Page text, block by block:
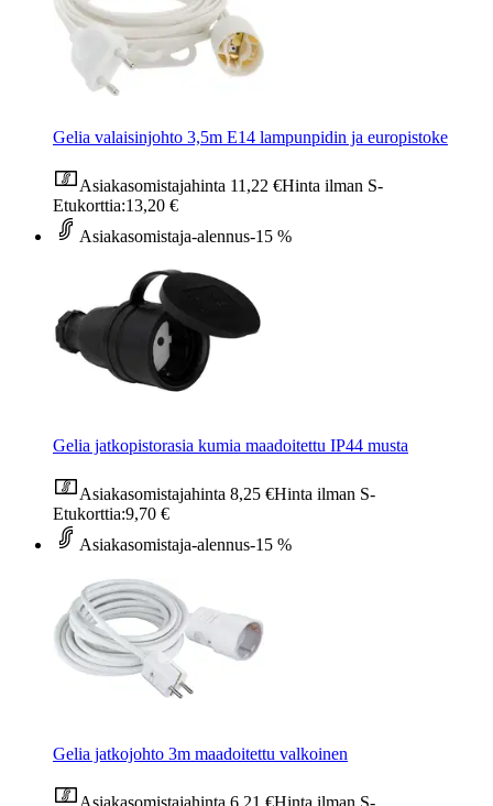
Gelia valaisinjohto 3,5m E14 lampunpidin ja europistoke
Asiakasomistajahinta 11,22 €Hinta ilman S-
Etukorttia:13,20 €
Asiakasomistaja-alennus-15 %
Gelia jatkopistorasia kumia maadoitettu IP44 musta
Asiakasomistajahinta 8,25 €Hinta ilman S-
Etukorttia:9,70 €
Asiakasomistaja-alennus-15 %
Gelia jatkojohto 3m maadoitettu valkoinen